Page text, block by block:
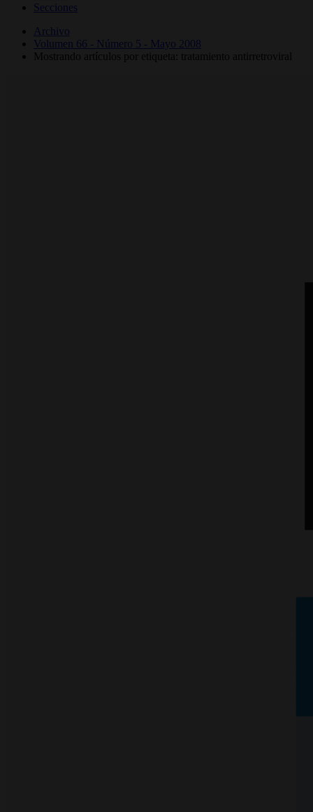
Secciones
Archivo
Volumen 66 - Número 5 - Mayo 2008
Mostrando artículos por etiqueta: tratamiento antirretroviral